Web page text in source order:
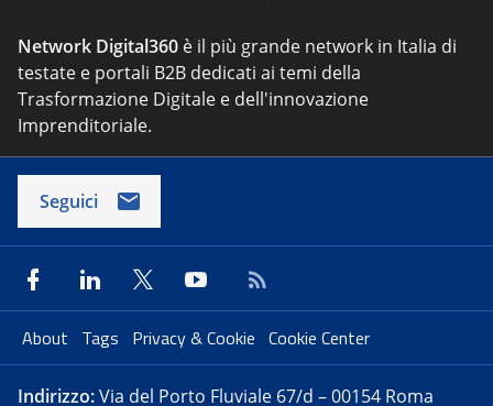
Network Digital360 è il più grande network in Italia di
testate e portali B2B dedicati ai temi della
Trasformazione Digitale e dell'innovazione
Imprenditoriale.
Seguici
About Tags Privacy & Cookie Cookie Center
Indirizzo:Via del Porto Fluviale 67/d – 00154 Roma